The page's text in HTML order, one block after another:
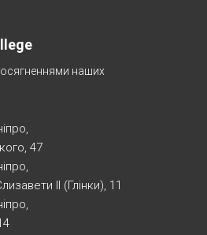
наших
47
ІІ (Глінки), 11